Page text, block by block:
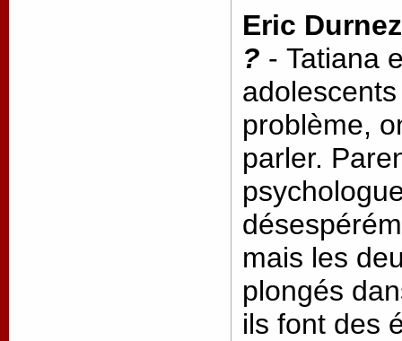
Eric
? - Tatiana
problème,
parler.
mais les
plongés
ils font des